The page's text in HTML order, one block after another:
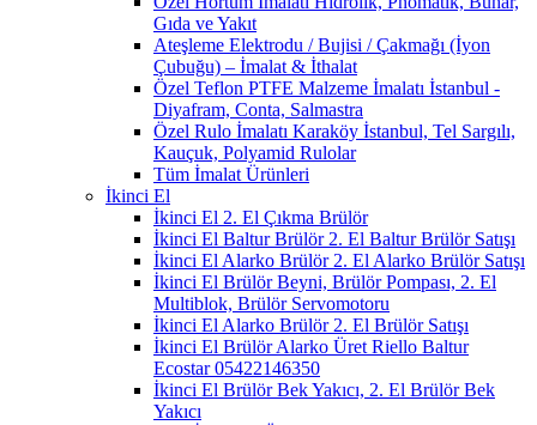
Gıda ve Yakıt
Ateşleme Elektrodu / Bujisi / Çakmağı (İyon
Çubuğu) – İmalat & İthalat
Özel Teflon PTFE Malzeme İmalatı İstanbul -
Diyafram, Conta, Salmastra
Özel Rulo İmalatı Karaköy İstanbul, Tel Sargılı,
Kauçuk, Polyamid Rulolar
Tüm İmalat Ürünleri
İkinci El
İkinci El 2. El Çıkma Brülör
İkinci El Baltur Brülör 2. El Baltur Brülör Satışı
İkinci El Alarko Brülör 2. El Alarko Brülör Satışı
İkinci El Brülör Beyni, Brülör Pompası, 2. El
Multiblok, Brülör Servomotoru
İkinci El Alarko Brülör 2. El Brülör Satışı
İkinci El Brülör Alarko Üret Riello Baltur
Ecostar 05422146350
İkinci El Brülör Bek Yakıcı, 2. El Brülör Bek
Yakıcı